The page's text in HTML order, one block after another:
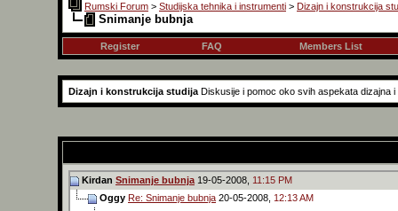
Rumski Forum > Studijska tehnika i instrumenti > Dizajn i konstrukcija
Snimanje bubnja
Register FAQ Members List
Dizajn i konstrukcija studija Diskusije i pomoc oko svih aspekata dizajna
Kirdan Snimanje bubnja 19-05-2008, 11:15 PM
Oggy Re: Snimanje bubnja 20-05-2008, 12:13 AM